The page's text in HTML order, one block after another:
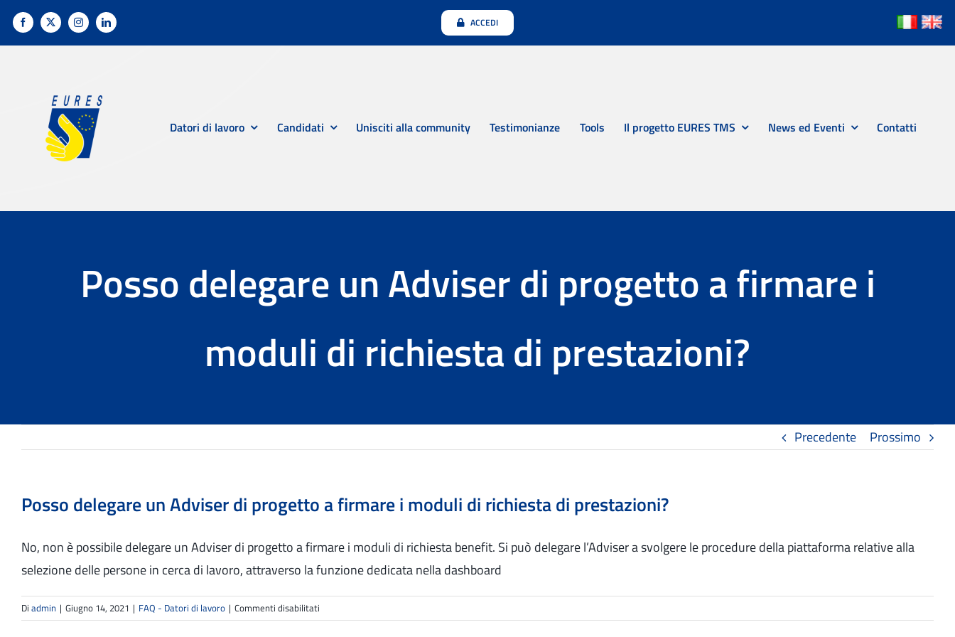
Salta
ACCEDI
Datori di lavoro Candidati Unisciti alla community Testimonianze Tools Il progetto EURES TMS News ed Eventi Contatti
Posso delegare un Adviser di progetto a firmare i
moduli di richiesta di prestazioni?
Precedente Prossimo
Posso delegare un Adviser di progetto a firmare i moduli di richiesta di prestazioni?
No, non è possibile delegare un Adviser di progetto a firmare i moduli di richiesta benefit. Si può delegare l’Adviser a svolgere le procedure della piattaforma relative alla
selezione delle persone in cerca di lavoro, attraverso la funzione dedicata nella dashboard
Di admin | Giugno 14, 2021 | FAQ - Datori di lavoro | Commenti disabilitati
Posso